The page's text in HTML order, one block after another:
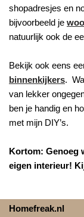
shopadresjes en
bijvoorbeeld je
natuurlijk ook de
Bekijk ook eens
binnenkijkers.
van lekker
ben je handig en
met mijn DIY’s.
Kortom: Genoeg
eigen interieur!
Homefreak.nl